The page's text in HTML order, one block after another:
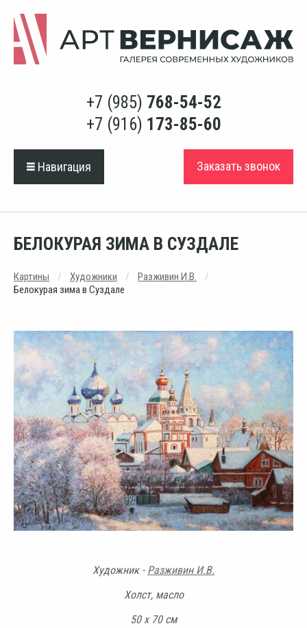
+7 (985) 768-54-52
+7 (916) 173-85-60
Навигация Заказать звонок
БЕЛОКУРАЯ ЗИМА В СУЗДАЛЕ
Картины Художники
Разживин И.В.
Белокурая зима в Суздале
Художник - Разживин И.В.
Холст, масло
50 х 70 см